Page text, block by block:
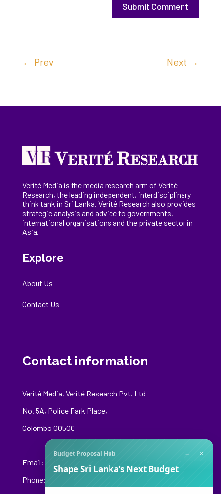
Submit Comment
← Prev Next →
Verité Media is the media research arm of Verité
Research, theleading independent, interdisciplinary
think tank in Sri Lanka. Verité Research also provides
strategic analysis and advice to governments,
international organisations and the private sector in
Asia.
Explore
About Us
Contact Us
Contact information
Verité Media, Verité Research Pvt. Ltd
No. 5A, Police Park Place,
Colombo 00500
Email:
Phone: +94 76 148 8544
Budget Proposal Hub − ×
Shape Sri Lanka’s Next Budget